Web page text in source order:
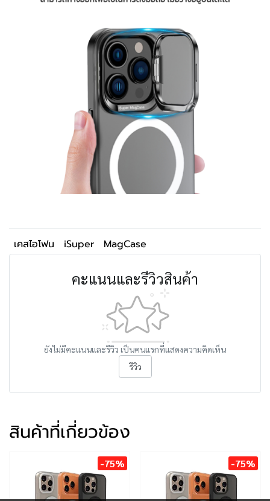
เคสไอโฟน iSuper MagCase
คะแนนและรีวิวสินค้า
ยังไม่มีคะแนนและรีวิว เป็นคนแรกที่แสดงความคิดเห็น
รีวิว
สินค้าที่เกี่ยวข้อง
-75% -75%